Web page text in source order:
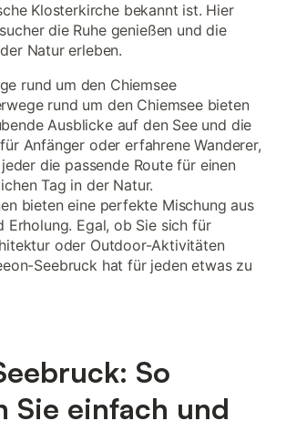
Klosterkirche bekannt ist. Hier
die Ruhe genießen und die
Natur erleben.
rund um den Chiemsee
rund um den Chiemsee bieten
Ausblicke auf den See und die
Anfänger oder erfahrene Wanderer,
die passende Route für einen
Tag in der Natur.
bieten eine perfekte Mischung aus
Erholung. Egal, ob Sie sich für
oder Outdoor-Aktivitäten
Seebruck hat für jeden etwas zu
So
Sie einfach und